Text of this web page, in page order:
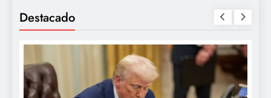
Destacado